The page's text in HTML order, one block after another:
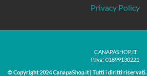
Privacy Policy
CANAPASHOP.IT
P.Iva: 01899130221
© Copyright 2024 CanapaShop.it | Tutti i diritti riservati.